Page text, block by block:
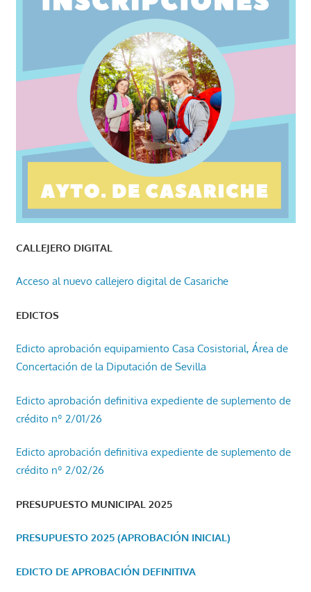
CALLEJERO DIGITAL
Acceso al nuevo callejero digital de Casariche
EDICTOS
Edicto aprobación equipamiento Casa Cosistorial, Área de
Concertación de la Diputación de Sevilla
Edicto aprobación definitiva expediente de suplemento de
crédito nº 2/01/26
Edicto aprobación definitiva expediente de suplemento de
crédito nº 2/02/26
PRESUPUESTO MUNICIPAL 2025
PRESUPUESTO 2025 (APROBACIÓN INICIAL)
EDICTO DE APROBACIÓN DEFINITIVA